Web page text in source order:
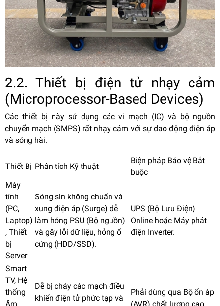
2.2. Thiết bị điện tử nhạy cảm
(Microprocessor-Based Devices)
Các thiết bị này sử dụng các vi mạch (IC) và bộ nguồn
chuyển mạch (SMPS) rất nhạy cảm với sự dao động điện áp
và sóng hài.
Thiết Bị Phân tích Kỹ thuật
Biện pháp Bảo vệ Bắt
buộc
Máy
tính
(PC,
Laptop)
, Thiết
bị
Server
Sóng sin không chuẩn và
xung điện áp (Surge) dễ
làm hỏng PSU (Bộ nguồn)
và gây lỗi dữ liệu, hỏng ổ
cứng (HDD/SSD).
UPS (Bộ Lưu Điện)
Online hoặc Máy phát
điện Inverter.
Smart
TV, Hệ
thống
Âm
Dễ bị cháy các mạch điều
khiển điện tử phức tạp và
Phải dùng qua Bộ ổn áp
(AVR) chất lượng cao.